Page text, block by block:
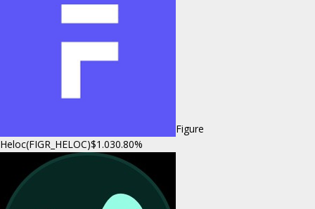
Figure
Heloc(FIGR_HELOC)$1.030.80%